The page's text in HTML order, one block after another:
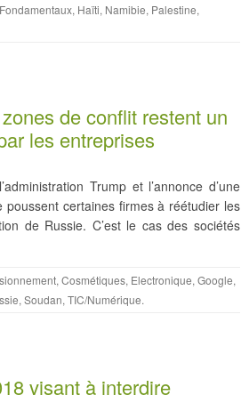
Fondamentaux, Haïti, Namibie, Palestine,
de conflit restent un
les entreprises
Trump et l’annonce d’une
poussent certaines firmes à réétudier les
de Russie. C’est le cas des sociétés
, Cosmétiques, Electronique, Google,
, Soudan, TIC/Numérique.
visant à interdire